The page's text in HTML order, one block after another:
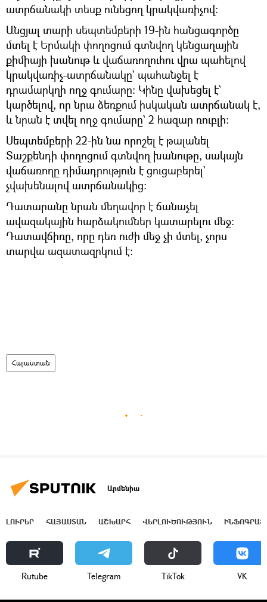
ատրճանակի տեսք ունեցող կրակվառիչով։
Անցյալ տարի սեպտեմբերի 19-ին հանցագործը
մտել է Երմակի փողոցում գտնվող կենցաղային
քիմիայի խանութ և վաճառողուհու վրա պահելով
կրակվառիչ-ատրճանակը` պահանջել է
դրամարկղի ողջ գումարը։ Կինը վախեցել է`
կարծելով, որ նրա ձեռքում իսկական ատրճանակ է,
և նրան է տվել ողջ գումարը` 2 հազար ռուբլի։
Սեպտեմբերի 22-ին նա որոշել է թալանել
Տաշքենդի փողոցում գտնվող խանութը, սակայն
վաճառողը դիմադրություն է ցուցաբերել`
չվախենալով ատրճանակից։
Դատարանը նրան մեղավոր է ճանաչել
ավազակային հարձակումներ կատարելու մեջ։
Դատավճիռը, որը դեռ ուժի մեջ չի մտել, չորս
տարվա ազատազրկում է։
Հայաստան
Արմենիա
ԼՈՒՐԵՐ ՀԱՅԱՍՏԱՆ ԱՇԽԱՐՀ ՎԵՐԼՈՒԾՈՒԹՅՈՒՆ
Rutube Telegram ТikТоk VK